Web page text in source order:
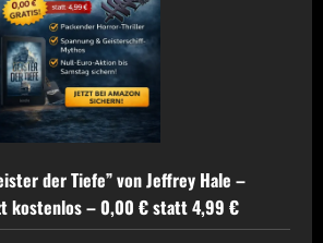
der Tiefe” von Jeffrey Hale –
kostenlos – 0,00 € statt 4,99 €